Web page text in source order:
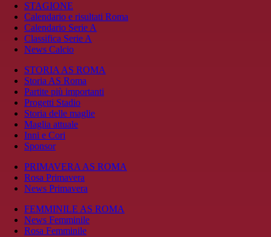
STAGIONE
Calendario e risultati Roma
Calendario Serie A
Classifica Serie A
News Calcio
STORIA AS ROMA
Storia AS Roma
Partite più importanti
Progetti Stadio
Storia delle maglie
Maglia attuale
Inni e Cori
Sponsor
PRIMAVERA AS ROMA
Rosa Primavera
News Primavera
FEMMINILE AS ROMA
News Femminile
Rosa Femminile